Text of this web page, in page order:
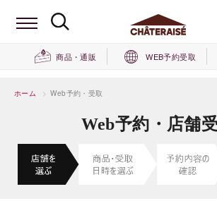
商品・通販 WEB予約受取
ホーム > Web予約・受取
Web予約・店舗